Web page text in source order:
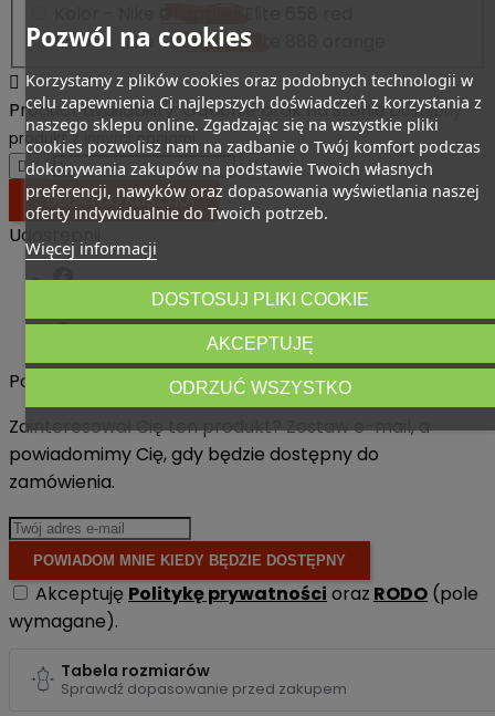
Kolor - Nike Grappler Elite 888 orange

Product availability: Obecnie brak na stanie Dostępny
produkt z innymi opcjami
   
 DODAJ DO KOSZYKA
Udostępnij
Powiadom mnie kiedy będzie dostępny
Zainteresował Cię ten produkt? Zostaw e-mail, a
powiadomimy Cię, gdy będzie dostępny do
zamówienia.
POWIADOM MNIE KIEDY BĘDZIE DOSTĘPNY
Akceptuję Politykę prywatności oraz RODO (pole
wymagane).
Tabela rozmiarów
Sprawdź dopasowanie przed zakupem
Pozwól na cookies
Korzystamy z plików cookies oraz podobnych technologii w
celu zapewnienia Ci najlepszych doświadczeń z korzystania z
naszego sklepu online. Zgadzając się na wszystkie pliki
cookies pozwolisz nam na zadbanie o Twój komfort podczas
dokonywania zakupów na podstawie Twoich własnych
preferencji, nawyków oraz dopasowania wyświetlania naszej
oferty indywidualnie do Twoich potrzeb.
Więcej informacji
DOSTOSUJ PLIKI COOKIE
ODRZUĆ WSZYSTKO
AKCEPTUJĘ